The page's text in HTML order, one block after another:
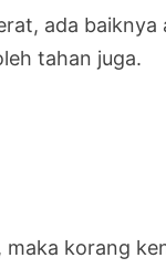
ada
tahan juga.
korang